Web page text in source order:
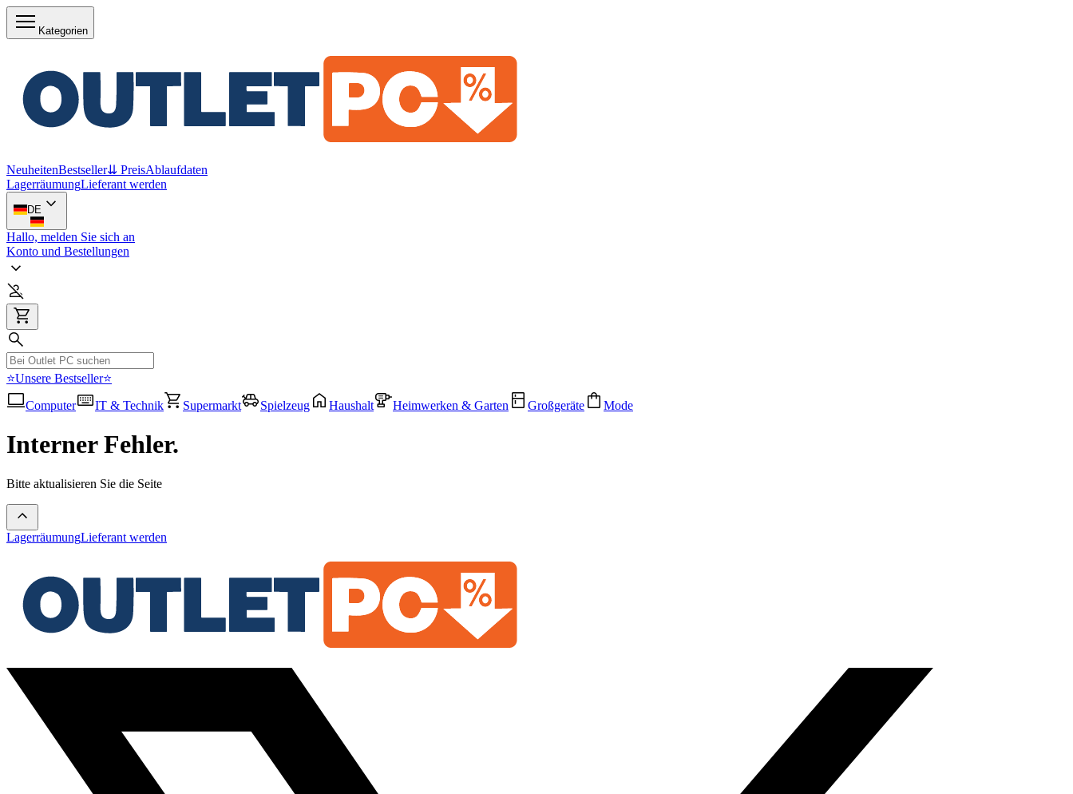
Kategorien
NeuheitenBestseller⇊ PreisAblaufdaten
LagerräumungLieferant werden
DE
Hallo, melden Sie sich an
Konto und Bestellungen
⭐Unsere Bestseller⭐
Computer
IT & Technik Supermarkt Spielzeug Haushalt Heimwerken & Garten Großgeräte Mode
Interner Fehler.
Bitte aktualisieren Sie die Seite
LagerräumungLieferant werden